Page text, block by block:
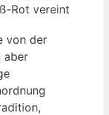
Rot vereint
von der
aber